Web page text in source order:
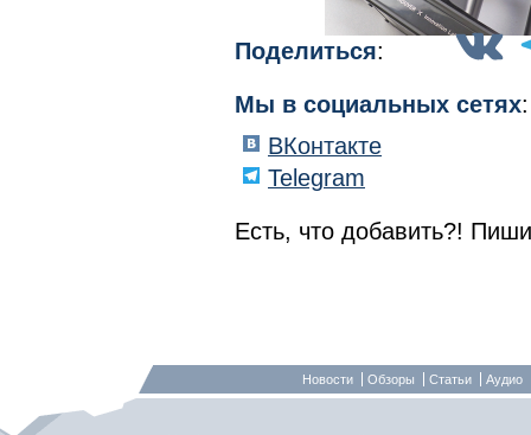
Поделиться:
Мы в социальных сетях:
ВКонтакте
Telegram
Есть, что добавить?!
Новости Обзоры Статьи Аудио